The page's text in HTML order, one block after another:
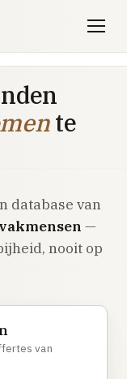
te
database van
—
nooit op
van